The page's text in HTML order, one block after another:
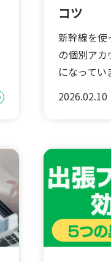
コツ
新幹線を使
の個別ア
になってい
2026.02.10